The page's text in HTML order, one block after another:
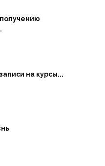
на курсы...